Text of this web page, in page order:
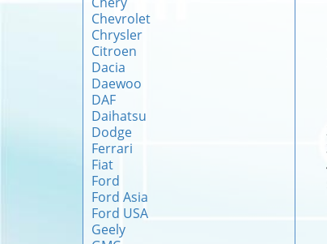
Chevrolet
Chrysler
Citroen
Dacia
Daewoo
DAF
Daihatsu
Dodge
Ferrari
Fiat
Ford
Ford Asia
Ford USA
Geely